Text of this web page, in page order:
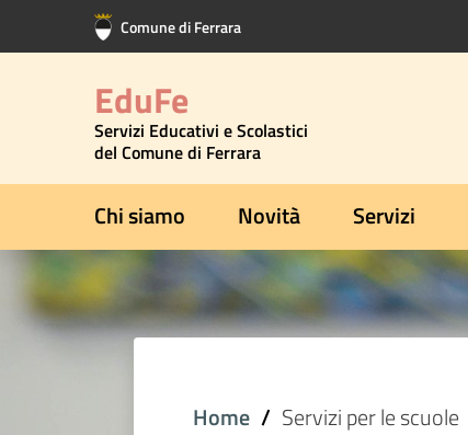
Vai al contenuto principale
Vai al footer Comune di Ferrara
EduFe
Servizi Educativi e Scolastici
del Comune di Ferrara
Chi siamo Novità Servizi
Home Servizi per le scuole